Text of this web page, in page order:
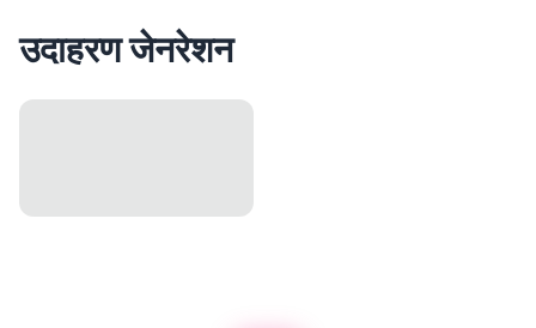
उदाहरण जेनरेशन